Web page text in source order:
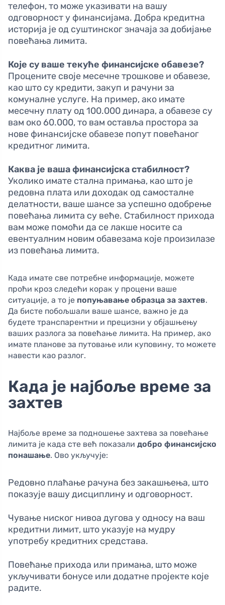
телефон, то може указивати на вашу
одговорност у финансијама. Добра кредитна
историја је од суштинског значаја за добијање
повећања лимита.
Које су ваше текуће финансијске обавезе?
Процените своје месечне трошкове и обавезе,
као што су кредити, закуп и рачуни за
комуналне услуге. На пример, ако имате
месечну плату од 100.000 динара, а обавезе су
вам око 60.000, то вам оставља простора за
нове финансијске обавезе попут повећаног
кредитног лимита.
Каква је ваша финансијска стабилност?
Уколико имате стална примања, као што је
редовна плата или доходак од самосталне
делатности, ваше шансе за успешно одобрење
повећања лимита су веће. Стабилност прихода
вам може помоћи да се лакше носите са
евентуалним новим обавезама које произилазе
из повећања лимита.
Када имате све потребне информације, можете
проћи кроз следећи корак у процени ваше
ситуације, а то је попуњавање образца за захтев.
Да бисте побољшали ваше шансе, важно је да
будете транспарентни и прецизни у објашњењу
ваших разлога за повећање лимита. На пример, ако
имате планове за путовање или куповину, то можете
навести као разлог.
Када је најбоље време за
захтев
Најбоље време за подношење захтева за повећање
лимита је када сте већ показали добро финансијско
понашање. Ово укључује:
Редовно плаћање рачуна без закашњења, што
показује вашу дисциплину и одговорност.
Чување ниског нивоа дугова у односу на ваш
кредитни лимит, што указује на мудру
употребу кредитних средстава.
Повећање прихода или примања, што може
укључивати бонусе или додатне пројекте које
радите.